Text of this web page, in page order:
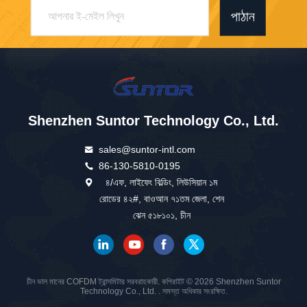
পাঠান
Shenzhen Suntor Technology Co., Ltd.
sales@suntor-intl.com
86-130-5810-0195
৪/এফ, লাইফেং বিল্ডিং, লিউসিয়ান ১ম
রোডের ৪২#, বাওআন ৭১তম জেলা, শেন
ঝেন ৫১৮১০১, চীন
চীন ভাল মানের COFDM ট্রান্সমিটার সরবরাহকারী. কপিরাইট © 2026 Shenzhen Suntor
Technology Co., Ltd. . সমস্ত অধিকার সংরক্ষিত.